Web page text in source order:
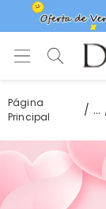
Página
Principal
...